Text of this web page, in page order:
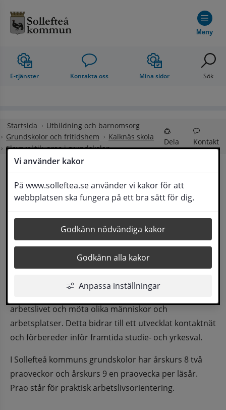
Vi använder kakor
På www.solleftea.se använder vi kakor för att
webbplatsen ska fungera på ett bra sätt för dig.
Godkänn nödvändiga kakor
Godkänn alla kakor
Anpassa inställningar
Meny
E-tjänster Kontakta oss Mina sidor Sök
Startsida
Utbildning och barnomsorg
Grundskolor och fritidshem
Kalknäs skola
Elevpraktik, prao i grundskolan
Dela Kontakt
Elevpraktik, prao i
grundskolan
Vår omvärld förändras i allt snabbare takt och
skolan måste följa med i denna utveckling för
att förbereda eleverna inför det kommande
arbetslivet och möta olika människor och
arbetsplatser. Detta bidrar till ett utvecklat kontaktnät
och förbereder inför framtida studie- och yrkesval.
I Sollefteå kommuns grundskolor har årskurs 8 två
praoveckor och årskurs 9 en praovecka per läsår.
Prao står för praktisk arbetslivsorientering.